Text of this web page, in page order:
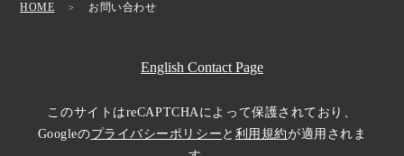
HOME お問い合わせ
English Contact Page
このサイトはreCAPTCHAによって保護されており、
Googleのプライバシーポリシー と 利用規約が適用されま